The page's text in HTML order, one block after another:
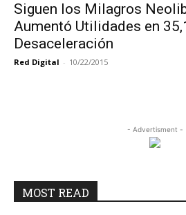
Siguen los Milagros
Aumentó Utilidades en
Desaceleración
Red Digital - 10/22/2015
- Advertisment -
MOST READ